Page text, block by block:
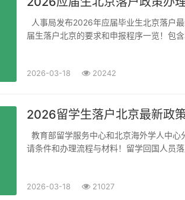
届生落户北京的要求和申报程序一览！包
2026-03-18 20242
2026留学生落户北京最新政
请条件和办理流程与材料！留学回国人员
2026-03-18 21027